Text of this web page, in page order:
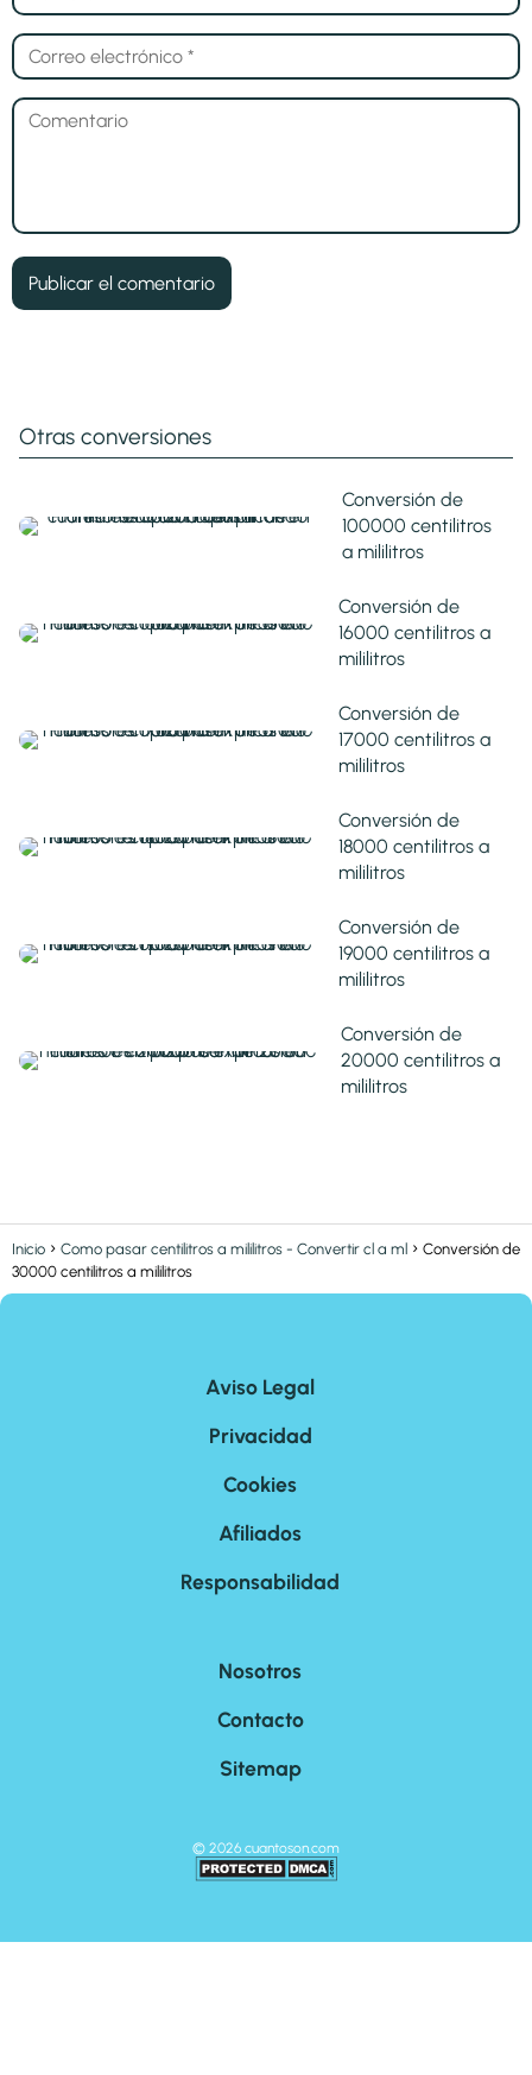
Otras conversiones
Conversión de
100000 centilitros
a mililitros
Conversión de
16000 centilitros a
mililitros
Conversión de
17000 centilitros a
mililitros
Conversión de
18000 centilitros a
mililitros
Conversión de
19000 centilitros a
mililitros
Conversión de
20000 centilitros a
mililitros
Inicio Como pasar centilitros a mililitros - Convertir cl a ml
Conversión de
30000 centilitros a mililitros
Aviso Legal
Privacidad
Cookies
Afiliados
Responsabilidad
Nosotros
Contacto
Sitemap
© 2026 cuantoson.com